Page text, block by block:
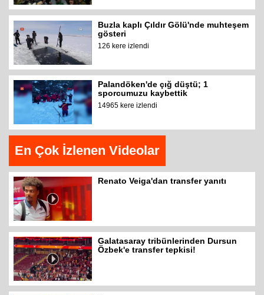
Buzla kaplı Çıldır Gölü'nde muhteşem
gösteri
126 kere izlendi
Palandöken'de çığ düştü; 1
sporcumuzu kaybettik
14965 kere izlendi
En Çok İzlenen Videolar
Renato Veiga'dan transfer yanıtı
Galatasaray tribünlerinden Dursun
Özbek'e transfer tepkisi!